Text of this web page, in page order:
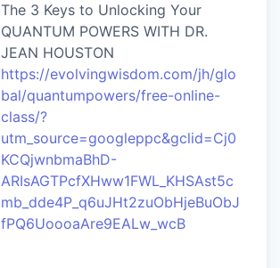
The 3 Keys to Unlocking Your
QUANTUM POWERS WITH DR.
JEAN HOUSTON
https://evolvingwisdom.com/jh/glo
bal/quantumpowers/free-online-
class/?
utm_source=googleppc&gclid=Cj0
KCQjwnbmaBhD-
ARIsAGTPcfXHww1FWL_KHSAst5c
mb_dde4P_q6uJHt2zuObHjeBuObJ
fPQ6UoooaAre9EALw_wcB